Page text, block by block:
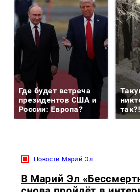
Где будет встреча
президентов США и
России: Европа?
так?!
Новости Марий Эл
В Марий Эл